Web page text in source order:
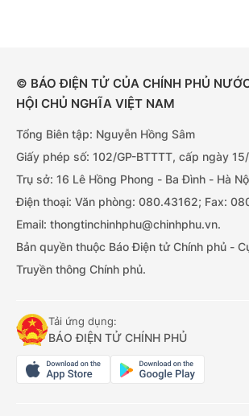
© BÁO ĐIỆN TỬ CỦA CHÍNH PHỦ
HỘI CHỦ NGHĨA VIỆT NAM
Tổng Biên tập: Nguyễn Hồng Sâm
Giấy phép số: 102/GP-BTTTT, cấp ngày
Trụ sở: 16 Lê Hồng Phong - Ba Đình - Hà
Điện thoại: Văn phòng: 080.43162; Fax:
Email: thongtinchinhphu@chinhphu.vn.
Bản quyền thuộc Báo Điện tử Chính phủ -
Truyền thông Chính phủ.
Tải ứng dụng:
BÁO ĐIỆN TỬ CHÍNH PHỦ